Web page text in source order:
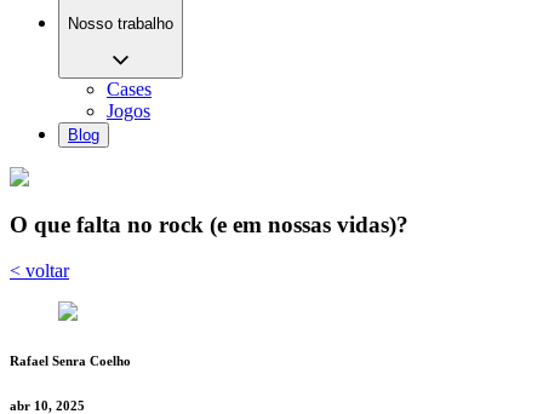
Nosso trabalho
Cases
Jogos
Blog
O que falta no rock (e em nossas vidas)?
< voltar
Rafael Senra Coelho
abr 10, 2025